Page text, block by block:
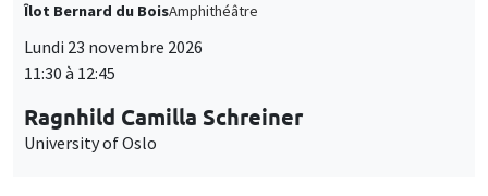
Îlot Bernard du BoisAmphithéâtre
Lundi 23 novembre 2026
11:30 à 12:45
Ragnhild Camilla Schreiner
University of Oslo